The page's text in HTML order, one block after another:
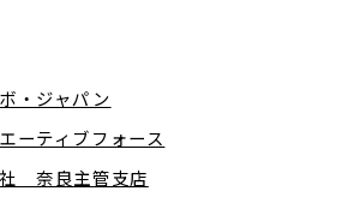
・ジャパン
ーティブフォース
奈良主管支店